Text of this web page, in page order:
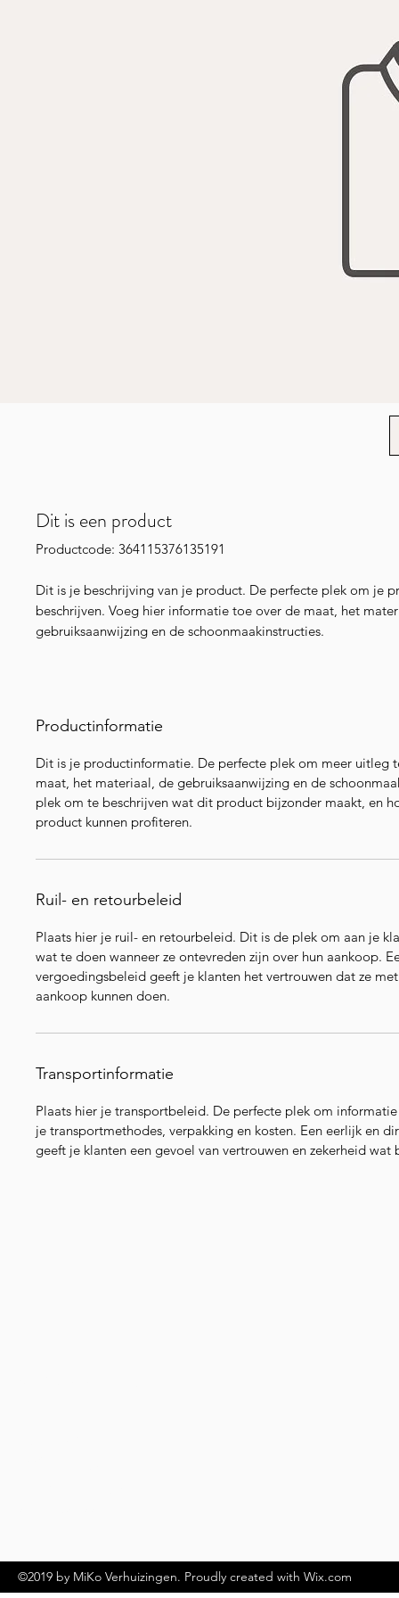
Dit is een product
Productcode: 364115376135191
Dit is je beschrijving van je product. De perfecte plek om je
beschrijven. Voeg hier informatie toe over de maat, het
gebruiksaanwijzing en de schoonmaakinstructies.
Productinformatie
Dit is je productinformatie. De perfecte plek om meer uitleg
maat, het materiaal, de gebruiksaanwijzing en de
plek om te beschrijven wat dit product bijzonder maakt, en
product kunnen profiteren.
Ruil- en retourbeleid
Plaats hier je ruil- en retourbeleid. Dit is de plek om aan je
wat te doen wanneer ze ontevreden zijn over hun aankoop.
vergoedingsbeleid geeft je klanten het vertrouwen dat ze
aankoop kunnen doen.
Transportinformatie
Plaats hier je transportbeleid. De perfecte plek om
je transportmethodes, verpakking en kosten. Een eerlijk en
geeft je klanten een gevoel van vertrouwen en zekerheid wat
©2019 by MiKo Verhuizingen. Proudly created with Wix.com